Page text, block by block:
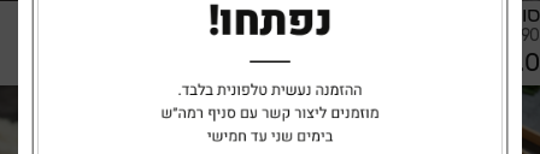
סופריטו מנגולד
9.90 ל-100 גר'
79.0
נתחוני עוף בקארי תאילנדי
11.90 ל-100 גר'
64.5
הוספה לסל הוספה לסל